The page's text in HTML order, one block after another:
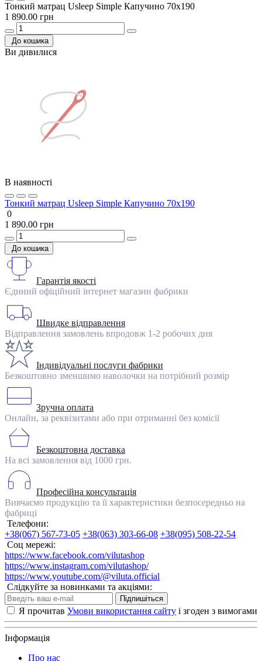
Тонкий матрац Usleep Simple Капучино 70х190
1 890.00 грн
До кошика
Ви дивилися
В наявності
Тонкий матрац Usleep Simple Капучино 70х190
0
1 890.00 грн
До кошика
Гарантія якості
Єдиний офіційний інтернет магазин фабрики
Швидке відправлення
Відправлення замовлень впродовж 1-2 робочих дня
Індивідуальні послуги фабрики
Безкоштовно зменшимо наволочки на потрібний розмір
Зручна оплата
Онлайн, за реквізитами або при отриманні без комісії
Безкоштовна доставка
На всі замовлення від 1000 грн.
Професійна консультація
Вивчаємо продукцію та її характеристики безпосередньо на
фабриці
Телефони:
+38(067) 567-73-05 +38(063) 303-66-08 +38(095) 508-22-54
Соц мережі:
https://www.facebook.com/vilutashop
https://www.instagram.com/vilutashop/
https://www.youtube.com/@viluta.official
Слідкуйте за новинками та акціями:
Підпишіться
Я прочитав Умови використання сайту і згоден з вимогами
Інформація
Про нас